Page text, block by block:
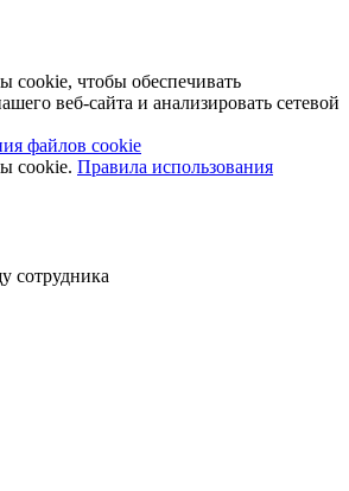
cookie, чтобы обеспечивать
веб-сайта и анализировать сетевой
файлов cookie
cookie. Правила использования
сотрудника